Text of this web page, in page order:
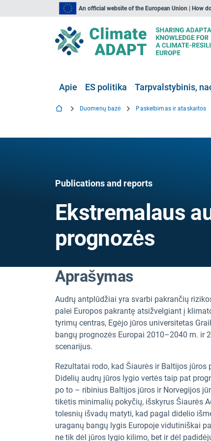
An official website of the European Union | How
Apie ES politika Tarpvalstybinis,
Duomenų bazė Paskelbimas ir ataskaitos
Publications and reports
Ekstremalaus
prognozės
Aprašymas
Audrų antplūdžiai yra svarbi pakrančių
palei Europos pakrantę atsižvelgiant į
tyrimų centras, Egėjo jūros universitetas
bangų prognozės Europai 2010–2040 m. ir
scenarijus.
Rezultatai rodo, kad Šiaurės ir Baltijos
Didelių audrų jūros lygio vertės taip pat
po to – ribinius Baltijos jūros ir Norvegijos
tikėtis minimalių pokyčių, išskyrus Šiaurės
tolesnių išvadų matyti, kad pagal didelio
uraganų bangų lygis Europoje vidutiniškai
ne tik dėl jūros lygio kilimo, bet ir dėl